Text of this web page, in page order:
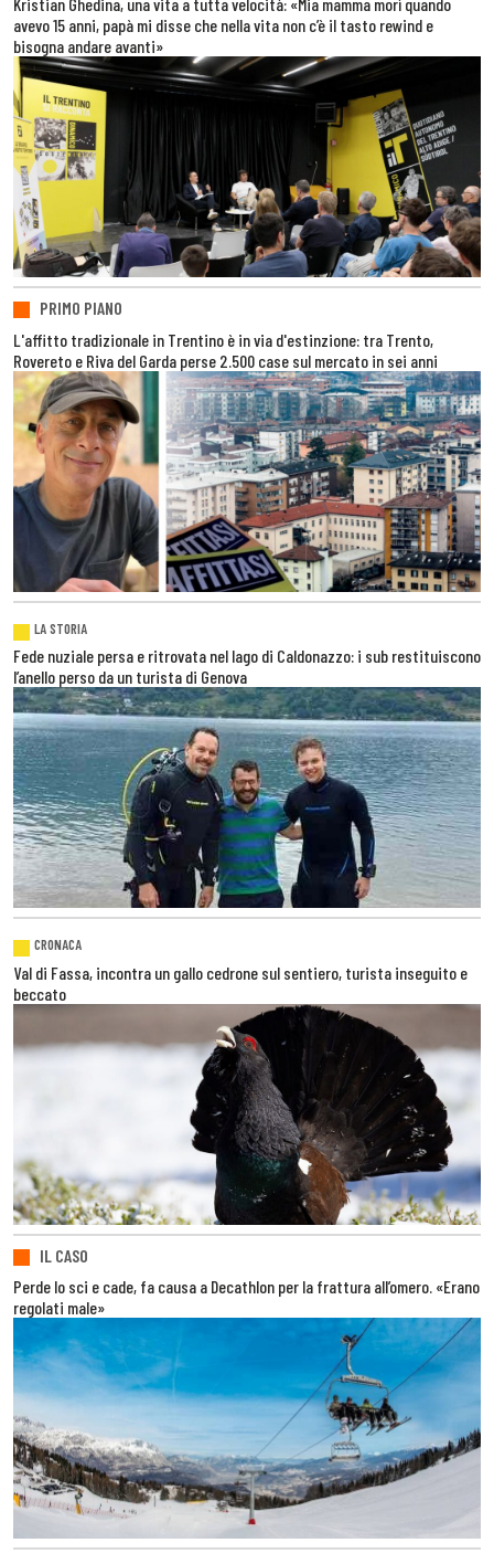
Kristian Ghedina, una vita a tutta velocità: «Mia mamma morì quando
avevo 15 anni, papà mi disse che nella vita non c’è il tasto rewind e
bisogna andare avanti»
PRIMO PIANO
L'affitto tradizionale in Trentino è in via d'estinzione: tra Trento,
Rovereto e Riva del Garda perse 2.500 case sul mercato in sei anni
LA STORIA
Fede nuziale persa e ritrovata nel lago di Caldonazzo: i sub restituiscono
l’anello perso da un turista di Genova
CRONACA
Val di Fassa, incontra un gallo cedrone sul sentiero, turista inseguito e
beccato
IL CASO
Perde lo sci e cade, fa causa a Decathlon per la frattura all’omero. «Erano
regolati male»